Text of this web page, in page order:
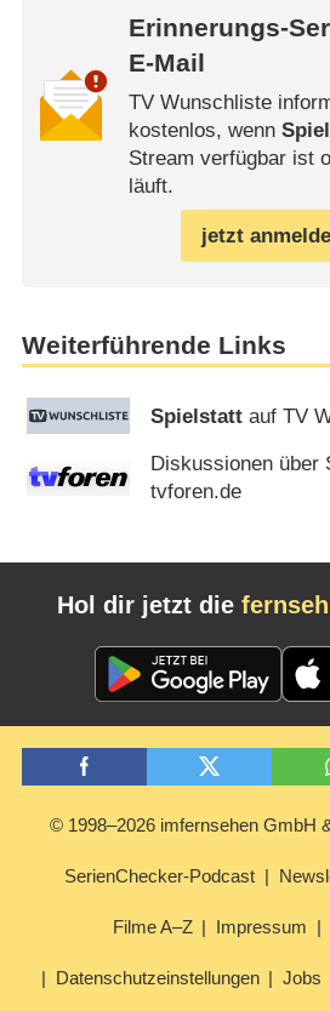
Erinnerungs-
E-Mail
TV Wunschliste
kostenlos, wenn
Stream verfügbar ist
läuft.
jetzt
Weiterführende Links
Spielstatt auf TV
Diskussionen über
tvforen.de
Hol dir jetzt die
© 1998–2026 imfernsehen GmbH
SerienChecker-Podcast
Filme A–Z Impressum
Datenschutzeinstellungen Jobs